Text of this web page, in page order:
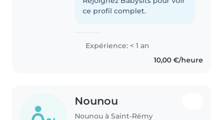
ce profil complet.
Expérience: < 1 an
10,00 €/heure
Nounou
Nounou à Saint-Rémy